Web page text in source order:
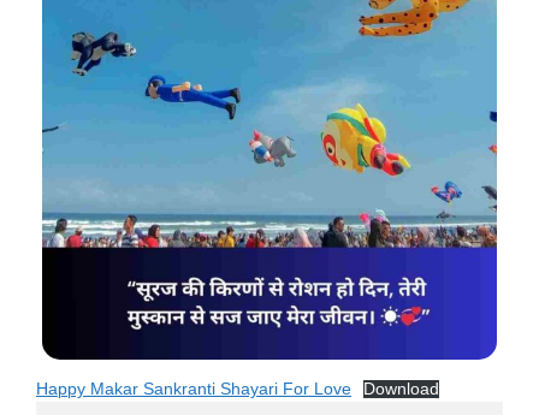
Happy Makar Sankranti Shayari For Love Download